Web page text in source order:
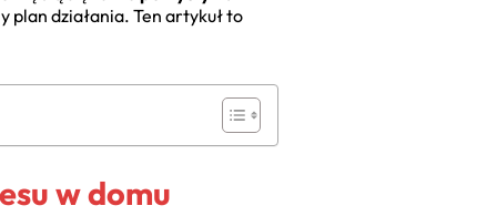
plan działania. Ten artykuł to
w domu